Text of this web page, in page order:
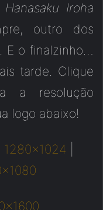
Hanasaku Iroha
outro dos
E o finalzinho…
tarde. Clique
a resolução
logo abaixo!
1280×1024